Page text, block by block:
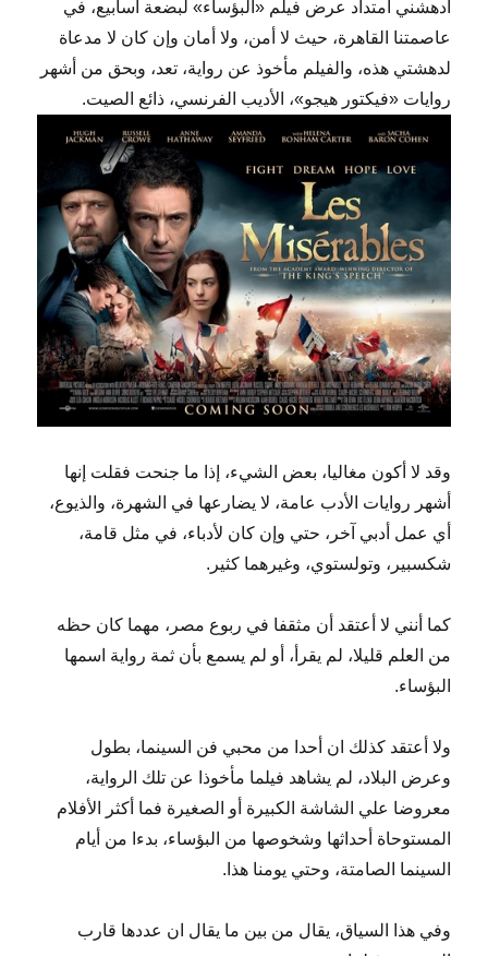
ادهشني امتداد عرض فيلم «البؤساء» لبضعة أسابيع، في
عاصمتنا القاهرة، حيث لا أمن، ولا أمان وإن كان لا مدعاة
لدهشتي هذه، والفيلم مأخوذ عن رواية، تعد، وبحق من أشهر
روايات «فيكتور هيجو»، الأديب الفرنسي، ذائع الصيت.
وقد لا أكون مغاليا، بعض الشيء، إذا ما جنحت فقلت إنها
أشهر روايات الأدب عامة، لا يضارعها في الشهرة، والذيوع،
أي عمل أدبي آخر، حتي وإن كان لأدباء، في مثل قامة،
شكسبير، وتولستوي، وغيرهما كثير.
كما أنني لا أعتقد أن مثقفا في ربوع مصر، مهما كان حظه
من العلم قليلا، لم يقرأ، أو لم يسمع بأن ثمة رواية اسمها
البؤساء.
ولا أعتقد كذلك ان أحدا من محبي فن السينما، بطول
وعرض البلاد، لم يشاهد فيلما مأخوذا عن تلك الرواية،
معروضا علي الشاشة الكبيرة أو الصغيرة فما أكثر الأفلام
المستوحاة أحداثها وشخوصها من البؤساء، بدءا من أيام
السينما الصامتة، وحتي يومنا هذا.
وفي هذا السياق، يقال من بين ما يقال ان عددها قارب